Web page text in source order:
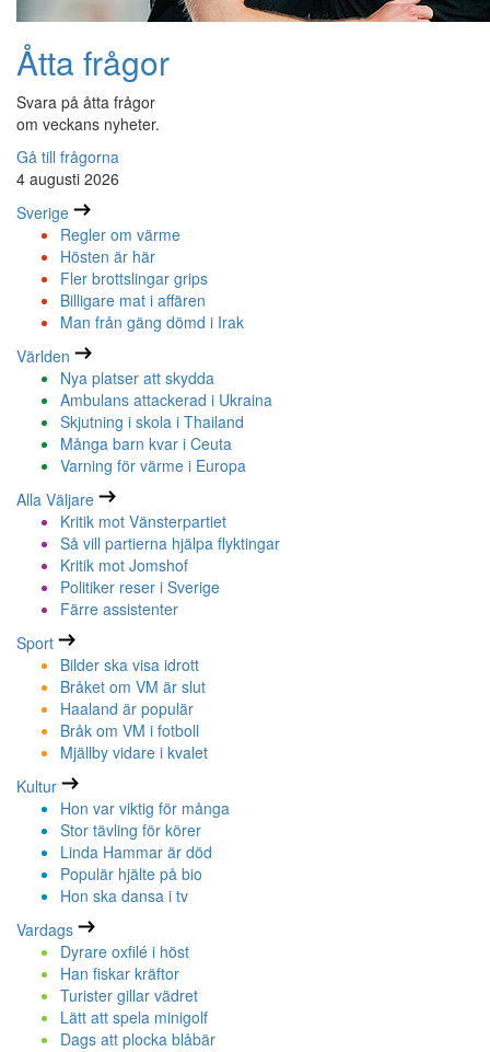
Åtta frågor
Svara på åtta frågor
om veckans nyheter.
Gå till frågorna
4 augusti 2026
Sverige
Regler om värme
Hösten är här
Fler brottslingar grips
Billigare mat i affären
Man från gäng dömd i Irak
Världen
Nya platser att skydda
Ambulans attackerad i Ukraina
Skjutning i skola i Thailand
Många barn kvar i Ceuta
Varning för värme i Europa
Alla Väljare
Kritik mot Vänsterpartiet
Så vill partierna hjälpa flyktingar
Kritik mot Jomshof
Politiker reser i Sverige
Färre assistenter
Sport
Bilder ska visa idrott
Bråket om VM är slut
Haaland är populär
Bråk om VM i fotboll
Mjällby vidare i kvalet
Kultur
Hon var viktig för många
Stor tävling för körer
Linda Hammar är död
Populär hjälte på bio
Hon ska dansa i tv
Vardags
Dyrare oxfilé i höst
Han fiskar kräftor
Turister gillar vädret
Lätt att spela minigolf
Dags att plocka blåbär